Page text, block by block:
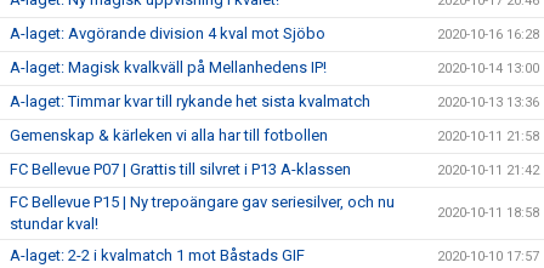
A-laget: Avgörande division 4 kval mot Sjöbo 2020-10-16 16:28
A-laget: Magisk kvalkväll på Mellanhedens IP! 2020-10-14 13:00
A-laget: Timmar kvar till rykande het sista kvalmatch 2020-10-13 13:36
Gemenskap & kärleken vi alla har till fotbollen 2020-10-11 21:58
FC Bellevue P07 | Grattis till silvret i P13 A-klassen 2020-10-11 21:42
FC Bellevue P15 | Ny trepoängare gav seriesilver, och nu
stundar kval!
2020-10-11 18:58
A-laget: 2-2 i kvalmatch 1 mot Båstads GIF 2020-10-10 17:57